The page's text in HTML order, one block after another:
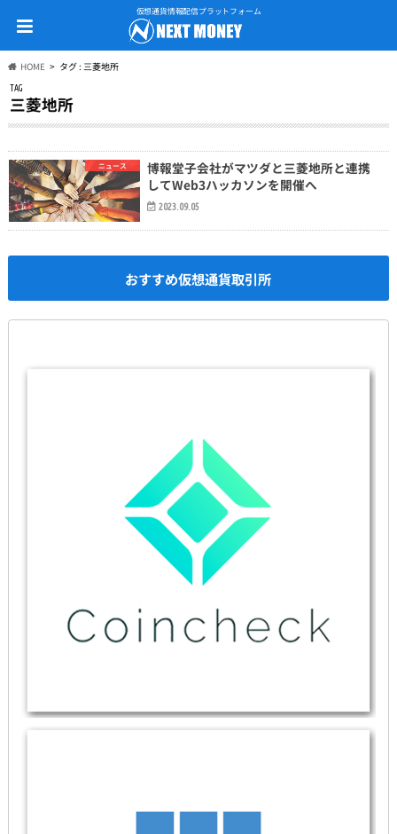
仮想通貨情報配信プラットフォーム
HOME タグ : 三菱地所
TAG
三菱地所
ニュース
博報堂子会社がマツダと三菱地所と連携
してWeb3ハッカソンを開催へ
2023.09.05
おすすめ仮想通貨取引所